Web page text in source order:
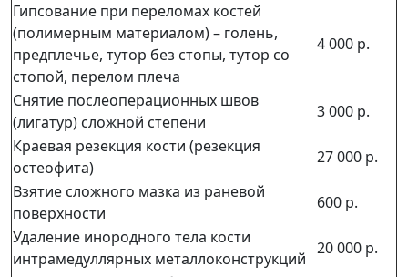
Гипсование при переломах костей
(полимерным материалом) – голень,
предплечье, тутор без стопы, тутор со
стопой, перелом плеча
4 000 р.
Снятие послеоперационных швов
(лигатур) сложной степени
3 000 р.
Краевая резекция кости (резекция
остеофита)
27 000 р.
Взятие сложного мазка из раневой
поверхности
600 р.
Удаление инородного тела кости
интрамедуллярных металлоконструкций
20 000 р.